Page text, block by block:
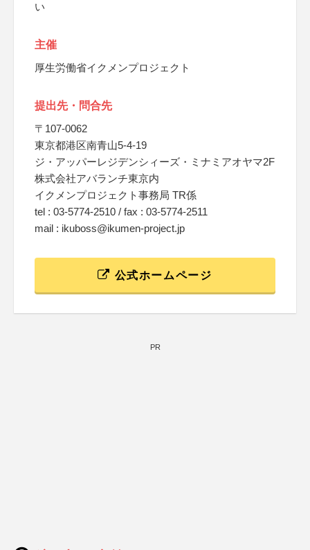
い
主催
厚生労働省イクメンプロジェクト
提出先・問合先
〒107-0062
東京都港区南青山5-4-19
ジ・アッパーレジデンシィーズ・ミナミアオヤマ2F
株式会社アバランチ東京内
イクメンプロジェクト事務局 TR係
tel : 03-5774-2510 / fax : 03-5774-2511
mail : ikuboss@ikumen-project.jp
公式ホームページ
PR